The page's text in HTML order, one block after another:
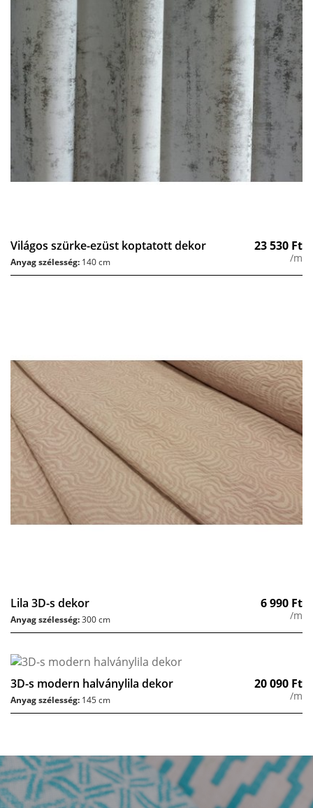
Világos szürke-ezüst koptatott dekor 23 530 Ft
/m
Anyag szélesség: 140 cm
Lila 3D-s dekor 6 990 Ft
/m
Anyag szélesség:300 cm
3D-s modern halványlila dekor 20 090 Ft
/m
Anyag szélesség: 145 cm